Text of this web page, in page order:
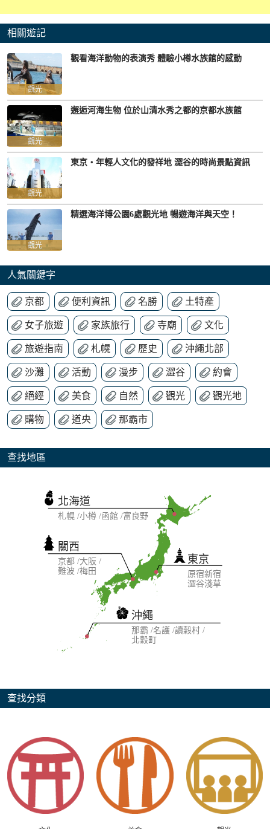
相關遊記
觀光
觀看海洋動物的表演秀 體驗小樽水族館的感動
觀光
邂逅河海生物 位於山清水秀之都的京都水族館
觀光
東京・年輕人文化的發祥地 澀谷的時尚景點資訊
觀光
精選海洋博公園6處觀光地 暢遊海洋與天空！
人氣關鍵字
京都 便利資訊 名勝 土特產
女子旅遊 家族旅行 寺廟 文化
旅遊指南 札幌 歷史 沖繩北部
沙灘 活動 漫步 澀谷 約會
絕經 美食 自然 觀光 觀光地
購物 道央 那霸市
查找地區
東京
原宿新宿
澀谷淺草
關西
京都 大阪
難波 梅田
沖繩
那霸 名護 讀穀村
北穀町
北海道
札幌 小樽 函館 富良野
查找分類